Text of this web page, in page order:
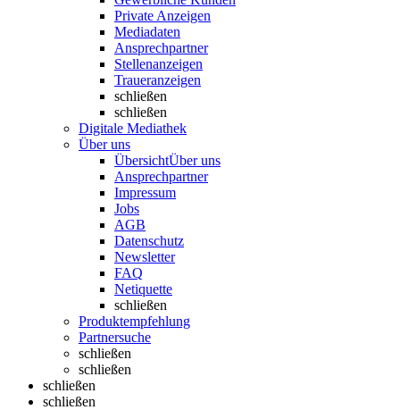
Private Anzeigen
Mediadaten
Ansprechpartner
Stellenanzeigen
Traueranzeigen
schließen
schließen
Digitale Mediathek
Über uns
ÜbersichtÜber uns
Ansprechpartner
Impressum
Jobs
AGB
Datenschutz
Newsletter
FAQ
Netiquette
schließen
Produktempfehlung
Partnersuche
schließen
schließen
schließen
schließen